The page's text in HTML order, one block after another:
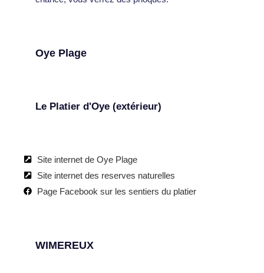
Oye Plage
Le Platier d'Oye (extérieur)
Site internet de Oye Plage
Site internet des reserves naturelles
Page Facebook sur les sentiers du platier
WIMEREUX